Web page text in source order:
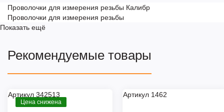
Проволочки для измерения резьбы Калибр
Проволочки для измерения резьбы
Показать ещё
Рекомендуемые товары
Артикул 342513
Цена снижена
Артикул 1462